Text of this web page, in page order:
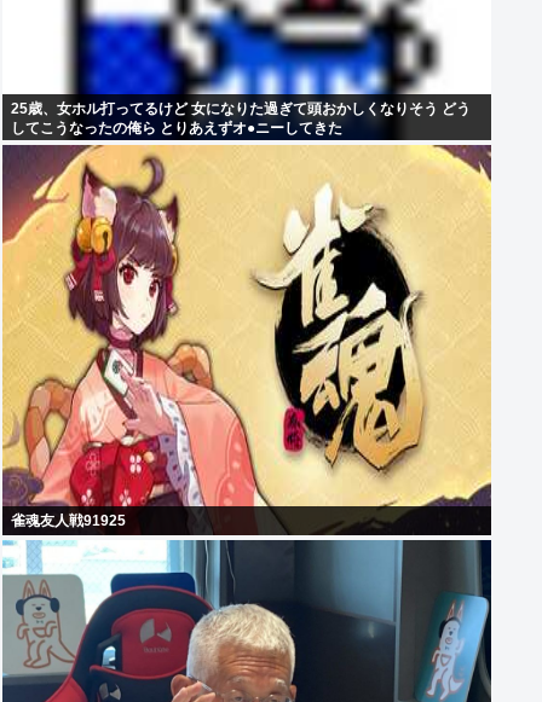
25歳、女ホル打ってるけど 女になりた過ぎて頭おかしくなりそう どう
してこうなったの俺ら とりあえずオ●ニーしてきた
雀魂友人戦91925